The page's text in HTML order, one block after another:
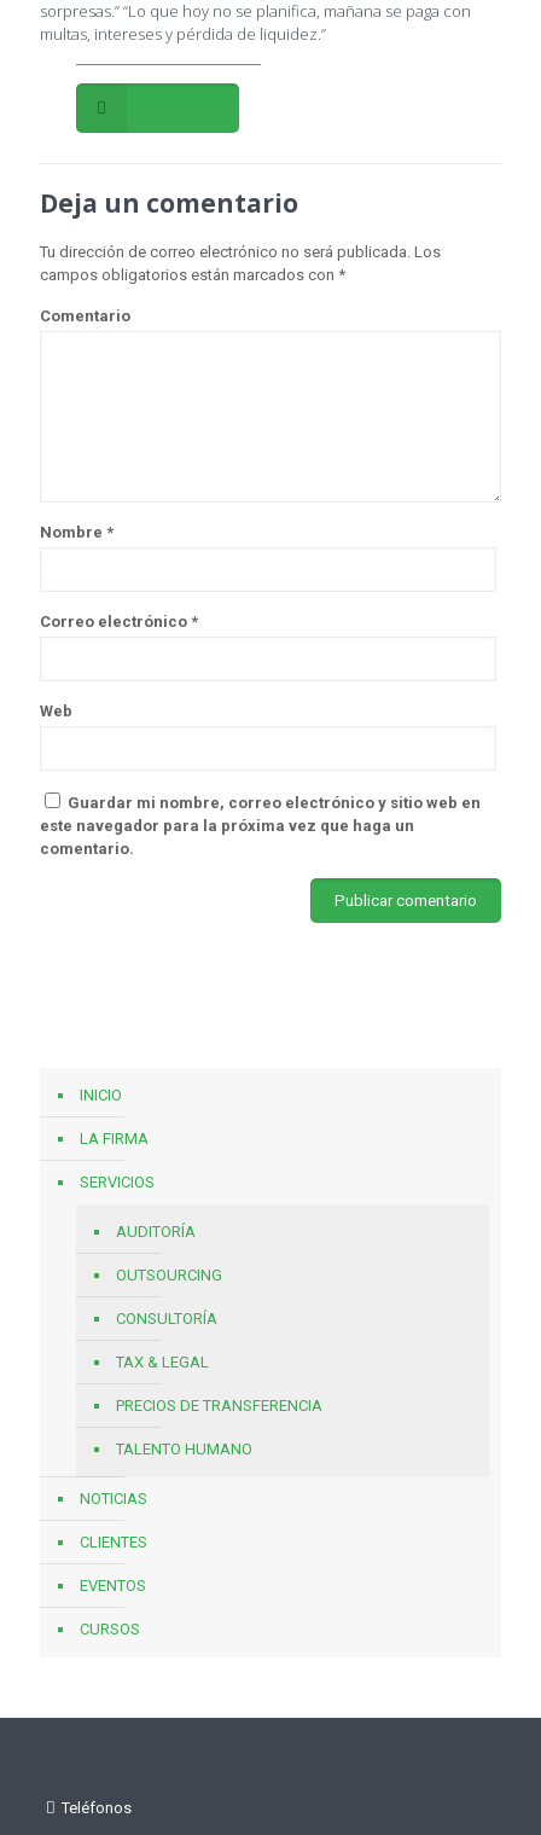
sorpresas.” “Lo que hoy no se planifica, mañana se paga con
multas, intereses y pérdida de liquidez.”
Deja un comentario
Tu dirección de correo electrónico no será publicada. Los
campos obligatorios están marcados con *
Comentario
Nombre *
Correo electrónico *
Web
Guardar mi nombre, correo electrónico y sitio web en
este navegador para la próxima vez que haga un
comentario.
INICIO
LA FIRMA
SERVICIOS
AUDITORÍA
OUTSOURCING
CONSULTORÍA
TAX & LEGAL
PRECIOS DE TRANSFERENCIA
TALENTO HUMANO
NOTICIAS
CLIENTES
EVENTOS
CURSOS
Teléfonos